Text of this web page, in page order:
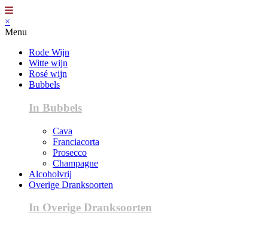
×
Menu
Rode Wijn
Witte wijn
Rosé wijn
Bubbels
In Bubbels
Cava
Franciacorta
Prosecco
Champagne
Alcoholvrij
Overige Dranksoorten
In Overige Dranksoorten